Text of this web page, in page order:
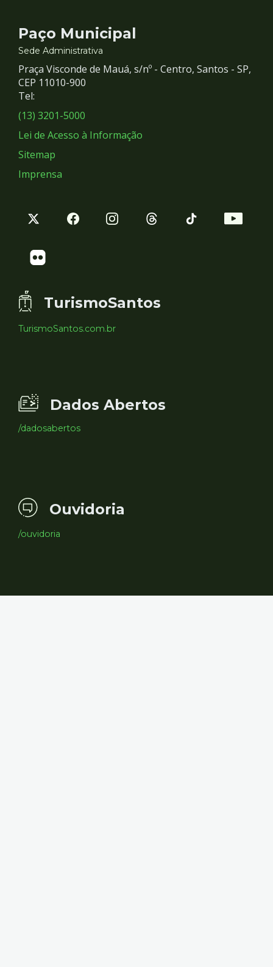
Contato
e
Redes
Sociais
Paço Municipal
Sede Administrativa
Praça Visconde de Mauá, s/nº - Centro, Santos - SP,
CEP 11010-900
Tel:
(13) 3201-5000
Lei de Acesso à Informação
Sitemap
Imprensa
TurismoSantos
TurismoSantos.com.br
Dados Abertos
/dadosabertos
Ouvidoria
/ouvidoria